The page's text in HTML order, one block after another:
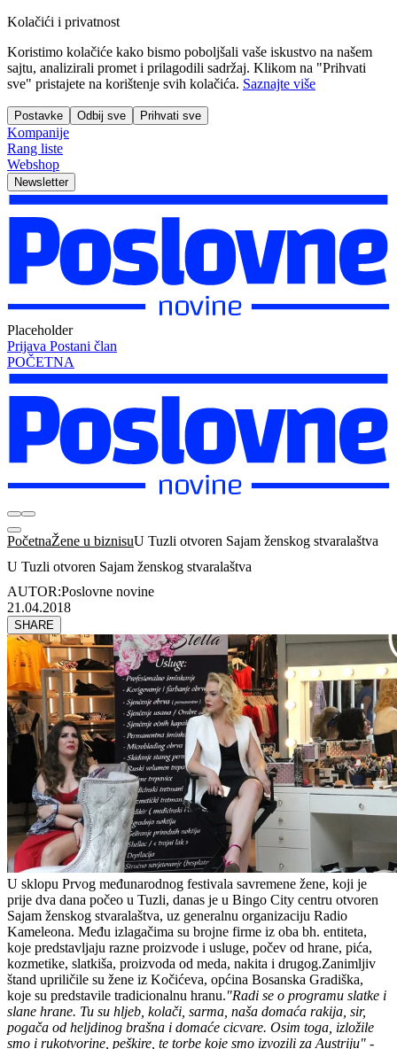
Kolačići i privatnost
Koristimo kolačiće kako bismo poboljšali vaše iskustvo na našem
sajtu, analizirali promet i prilagodili sadržaj. Klikom na "Prihvati
sve" pristajete na korištenje svih kolačića. Saznajte više
Postavke Odbij sve Prihvati sve
Kompanije
Rang liste
Webshop
Newsletter
Placeholder
Prijava Postani član
POČETNA
PočetnaŽene u biznisuU Tuzli otvoren Sajam ženskog stvaralaštva
U Tuzli otvoren Sajam ženskog stvaralaštva
AUTOR:Poslovne novine
21.04.2018
SHARE
U sklopu Prvog međunarodnog festivala savremene žene, koji je
prije dva dana počeo u Tuzli, danas je u Bingo City centru otvoren
Sajam ženskog stvaralaštva, uz generalnu organizaciju Radio
Kameleona. Među izlagačima su brojne firme iz oba bh. entiteta,
koje predstavljaju razne proizvode i usluge, počev od hrane, pića,
kozmetike, slatkiša, proizvoda od meda, nakita i drugog.Zanimljiv
štand upriličile su žene iz Kočićeva, općina Bosanska Gradiška,
koje su predstavile tradicionalnu hranu."Radi se o programu slatke i
slane hrane. Tu su hljeb, kolači, sarma, naša domaća rakija, sir,
pogača od heljdinog brašna i domaće cicvare. Osim toga, izložile
smo i rukotvorine, peškire, te torbe koje smo izvozili za Austriju" -